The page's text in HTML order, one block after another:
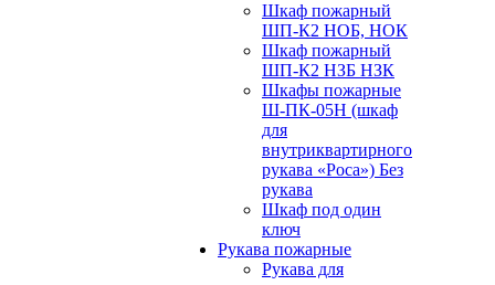
Шкаф пожарный
ШП-К2 НОБ, НОК
Шкаф пожарный
ШП-К2 НЗБ НЗК
Шкафы пожарные
Ш-ПК-05Н (шкаф
для
внутриквартирного
рукава «Роса») Без
рукава
Шкаф под один
ключ
Рукава пожарные
Рукава для